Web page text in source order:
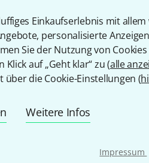
Einkaufserlebnis mit
personalisierte
Sie der Nutzung von
auf „Geht klar“ zu (alle
die Cookie-Einstellungen (
Weitere Infos
Impressum
Snare Drum Kit
10
x 5,5"